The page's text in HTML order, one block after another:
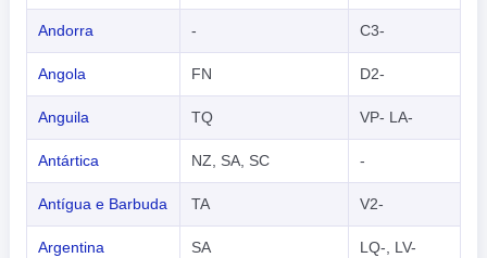
Andorra - C3-
Angola FN D2-
Anguila TQ VP- LA-
Antártica NZ, SA, SC -
Antígua e Barbuda TA V2-
Argentina SA LQ-, LV-